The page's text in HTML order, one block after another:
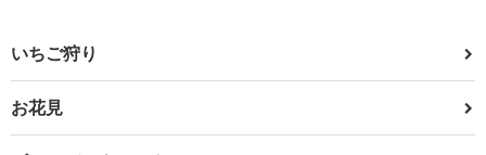
いちご狩り
お花見